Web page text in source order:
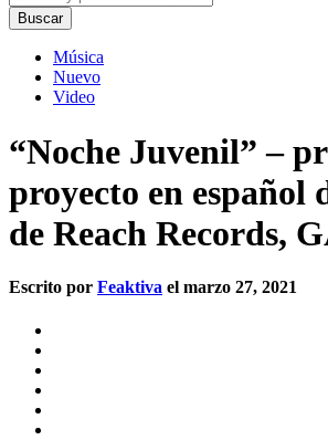
Música
Nuevo
Video
“Noche Juvenil” –
proyecto en español
de Reach Records,
Escrito por Feaktiva el marzo 27, 2021